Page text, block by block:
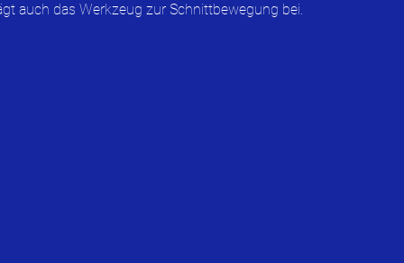
auch das Werkzeug zur Schnittbewegung bei.